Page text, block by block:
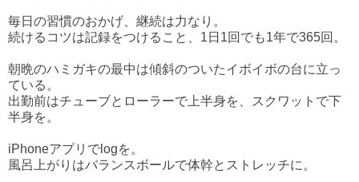
毎日の習慣のおかげ、継続は力なり。
続けるコツは記録をつけること、1日1回でも1年で365回。
朝晩のハミガキの最中は傾斜のついたイボイボの台に立っ
ている。
出勤前はチューブとローラーで上半身を、スクワットで下
半身を。
iPhoneアプリでlogを。
風呂上がりはバランスボールで体幹とストレッチに。